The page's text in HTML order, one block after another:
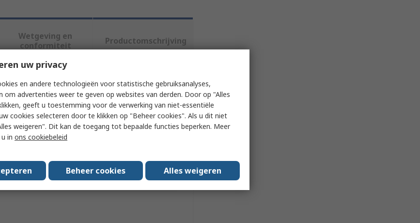
Wetgeving en
conformiteit
Productomschrijving
kenmerken te selecteren.
uw privacy
en andere technologieën voor statistische gebruiksanalyses,
om advertenties weer te geven op websites van derden. Door op "Alles
geeft u toestemming voor de verwerking van niet-essentiële
cookies selecteren door te klikken op "Beheer cookies". Als u dit niet
weigeren". Dit kan de toegang tot bepaalde functies beperken. Meer
in ons cookiebeleid
Beheer cookies Alles weigeren